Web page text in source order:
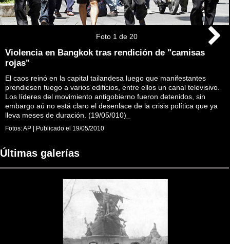
Foto 1 de 20
Violencia en Bangkok tras rendición de "camisas
rojas"
El caos reinó en la capital tailandesa luego que manifestantes
prendiesen fuego a varios edificios, entre ellos un canal televisivo.
Los líderes del movimiento antigobierno fueron detenidos, sin
embargo aú no está claro el desenlace de la crisis política que ya
lleva meses de duración. (19/05/010)_
Fotos:AP | Publicado el 19/05/2010
Últimas galerías